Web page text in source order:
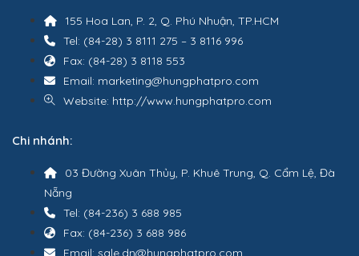
155 Hoa Lan, P. 2, Q. Phú Nhuận, TP.HCM
Tel: (84-28) 3 8111 275 – 3 8116 996
Fax: (84-28) 3 8118 553
Email: marketing@hungphatpro.com
Website: http://www.hungphatpro.com
Chi nhánh:
03 Đường Xuân Thủy, P. Khuê Trung, Q. Cẩm Lệ, Đà
Nẵng
Tel: (84-236) 3 688 985
Fax: (84-236) 3 688 986
Email: sale.dn@hungphatpro.com